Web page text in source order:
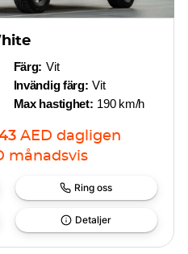
Färg: Vit
Invändig färg: Vit
Max hastighet: 190 km/h
AED dagligen
månadsvis
Ring oss
Detaljer